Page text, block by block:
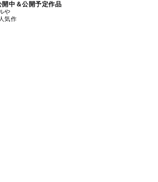
開中＆公開予定作品
や
気作